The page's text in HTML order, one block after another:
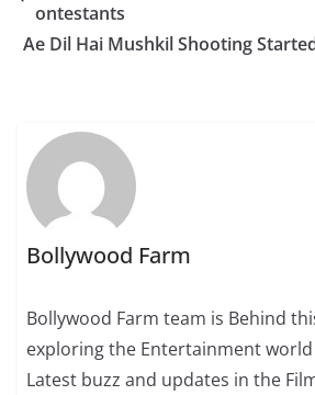
ontestants
Ae Dil Hai Mushkil Shooting
Bollywood Farm
Bollywood Farm team is Behind
exploring the Entertainment
Latest buzz and updates in the